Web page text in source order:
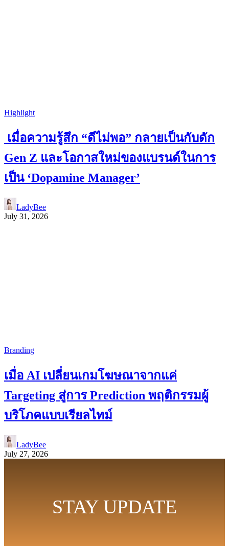
Highlight
เมื่อความรู้สึก “ดีไม่พอ” กลายเป็นกับดัก
Gen Z และโอกาสใหม่ของแบรนด์ในการ
เป็น ‘Dopamine Manager’
LadyBee
July 31, 2026
Branding
เมื่อ AI เปลี่ยนเกมโฆษณาจากแค่
Targeting สู่การ Prediction พฤติกรรมผู้
บริโภคแบบเรียลไทม์
LadyBee
July 27, 2026
STAY UPDATE